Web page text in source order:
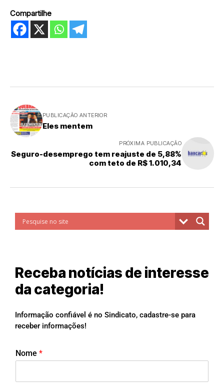
Compartilhe
PUBLICAÇÃO ANTERIOR
Eles mentem
PRÓXIMA PUBLICAÇÃO
Seguro-desemprego tem reajuste de 5,88%
com teto de R$ 1.010,34
Receba notícias de interesse
da categoria!
Informação confiável é no Sindicato, cadastre-se para
receber informações!
Nome *